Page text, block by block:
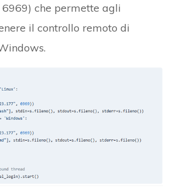
che permette agli
il controllo remoto di